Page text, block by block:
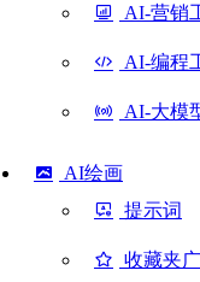
AI-营销
AI-编程
AI-大模
AI绘画
提示词
收藏夹